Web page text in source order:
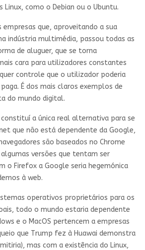
como o Debian ou o Ubuntu.
empresas que, aproveitando a sua
indústria multimédia, passou todas as
de aluguer, que se torna
cara para utilizadores constantes
controle que o utilizador poderia
É dos mais claros exemplos de
do mundo digital.
a única real alternativa para se
que não está dependente da Google,
são baseados no Chrome
versões que tentam ser
o Firefox a Google seria hegemónica
à web.
operativos proprietários para os
todo o mundo estaria dependente
e o MacOS pertencem a empresas
que Trump fez à Huawai demonstra
mas com a existência do Linux,